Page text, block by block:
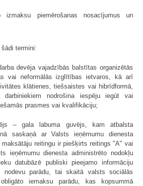
izmaksu piemērošanas nosacījumus un
termini:
devēja vajadzībās balstītas organizētās
vai neformālās izglītības ietvaros, kā arī
klātienes, tiešsaistes vai hibrīdformā,
darbiniekiem nodrošina iespēju iegūt vai
prasmes vai kvalifikāciju;
– gala labuma guvējs, kam atbalsta
saskaņā ar Valsts ieņēmumu dienesta
maksātāju reitingu ir piešķirts reitings "A" vai
ieņēmumu dienesta administrēto nodokļu
datubāzē publiski pieejamo informāciju
nodevu parādu, tai skaitā valsts sociālās
obligāto iemaksu parādu, kas kopsummā